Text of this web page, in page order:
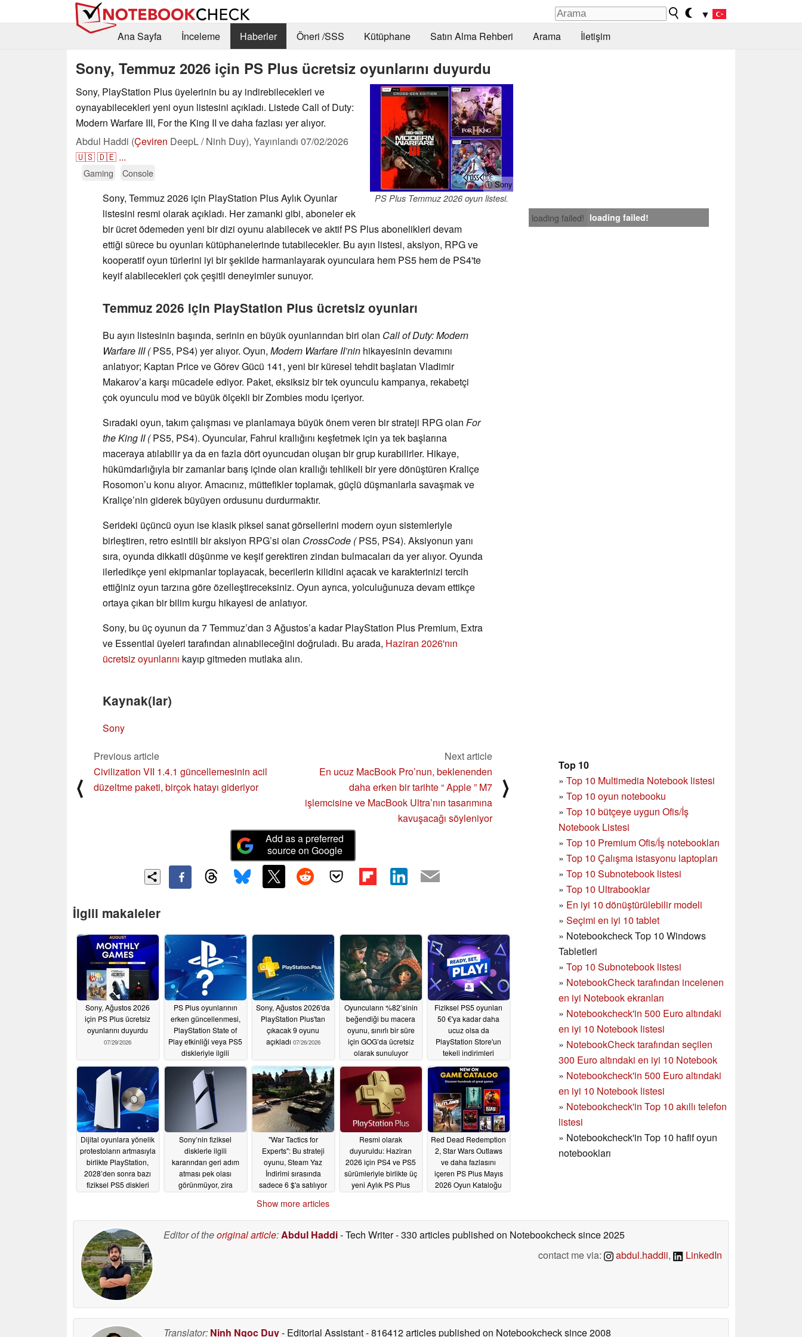
▼
Ana Sayfa
İnceleme Haberler Öneri /SSS Kütüphane Satın Alma Rehberi Arama İletişim
Sony, Temmuz 2026 için PS Plus ücretsiz oyunlarını duyurdu
ⓘ Sony
PS Plus Temmuz 2026 oyun listesi.
Sony, PlayStation Plus üyelerinin bu ay indirebilecekleri ve
oynayabilecekleri yeni oyun listesini açıkladı. Listede Call of Duty:
Modern Warfare III, For the King II ve daha fazlası yer alıyor.
Abdul Haddi (Çeviren DeepL / Ninh Duy), Yayınlandı 07/02/2026
🇺🇸🇩🇪 ...
Gaming Console
loading failed! loading failed!
Sony, Temmuz 2026 için PlayStation Plus Aylık Oyunlar
listesini resmi olarak açıkladı. Her zamanki gibi, aboneler ek
bir ücret ödemeden yeni bir dizi oyunu alabilecek ve aktif PS Plus abonelikleri devam
ettiği sürece bu oyunları kütüphanelerinde tutabilecekler. Bu ayın listesi, aksiyon, RPG ve
kooperatif oyun türlerini iyi bir şekilde harmanlayarak oyunculara hem PS5 hem de PS4'te
keyif alabilecekleri çok çeşitli deneyimler sunuyor.
Temmuz 2026 için PlayStation Plus ücretsiz oyunları
Bu ayın listesinin başında, serinin en büyük oyunlarından biri olan Call of Duty: Modern
Warfare III (PS5, PS4) yer alıyor. Oyun, Modern Warfare II’nin hikayesinin devamını
anlatıyor; Kaptan Price ve Görev Gücü 141, yeni bir küresel tehdit başlatan Vladimir
Makarov’a karşı mücadele ediyor. Paket, eksiksiz bir tek oyunculu kampanya, rekabetçi
çok oyunculu mod ve büyük ölçekli bir Zombies modu içeriyor.
Sıradaki oyun, takım çalışması ve planlamaya büyük önem veren bir strateji RPG olan For
the King II (PS5, PS4). Oyuncular, Fahrul krallığını keşfetmek için ya tek başlarına
maceraya atılabilir ya da en fazla dört oyuncudan oluşan bir grup kurabilirler. Hikaye,
hükümdarlığıyla bir zamanlar barış içinde olan krallığı tehlikeli bir yere dönüştüren Kraliçe
Rosomon’u konu alıyor. Amacınız, müttefikler toplamak, güçlü düşmanlarla savaşmak ve
Kraliçe’nin giderek büyüyen ordusunu durdurmaktır.
Serideki üçüncü oyun ise klasik piksel sanat görsellerini modern oyun sistemleriyle
birleştiren, retro esintili bir aksiyon RPG’si olan CrossCode (PS5, PS4). Aksiyonun yanı
sıra, oyunda dikkatli düşünme ve keşif gerektiren zindan bulmacaları da yer alıyor. Oyunda
ilerledikçe yeni ekipmanlar toplayacak, becerilerin kilidini açacak ve karakterinizi tercih
ettiğiniz oyun tarzına göre özelleştireceksiniz. Oyun ayrıca, yolculuğunuza devam ettikçe
ortaya çıkan bir bilim kurgu hikayesi de anlatıyor.
Sony, bu üç oyunun da 7 Temmuz’dan 3 Ağustos’a kadar PlayStation Plus Premium, Extra
ve Essential üyeleri tarafından alınabileceğini doğruladı. Bu arada, Haziran 2026'nın
ücretsiz oyunlarını kayıp gitmeden mutlaka alın.
Kaynak(lar)
Sony
Top 10
» Top 10 Multimedia Notebook listesi
» Top 10 oyun notebooku
» Top 10 bütçeye uygun Ofis/İş
Notebook Listesi
» Top 10 Premium Ofis/İş notebookları
» Top 10 Çalışma istasyonu laptopları
» Top 10 Subnotebook listesi
» Top 10 Ultrabooklar
» En iyi 10 dönüştürülebilir modeli
» Seçimi en iyi 10 tablet
» Notebookcheck Top 10 Windows
Tabletleri
» Top 10 Subnotebook listesi
» NotebookCheck tarafından incelenen
en iyi Notebook ekranları
» Notebookcheck'in 500 Euro altındaki
en iyi 10 Notebook listesi
» NotebookCheck tarafından seçilen
300 Euro altındaki en iyi 10 Notebook
» Notebookcheck'in 500 Euro altındaki
en iyi 10 Notebook listesi
» Notebookcheck'in Top 10 akıllı telefon
listesi
» Notebookcheck'in Top 10 hafif oyun
notebookları
⟨
Previous article
Civilization VII 1.4.1 güncellemesinin acil
düzeltme paketi, birçok hatayı gideriyor
Next article
En ucuz MacBook Pro’nun, beklenenden
daha erken bir tarihte “ Apple ” M7
işlemcisine ve MacBook Ultra’nın tasarımına
kavuşacağı söyleniyor
⟩
Add as a preferred
source on Google
İlgili makaleler
Sony, Ağustos 2026
için PS Plus ücretsiz
oyunlarını duyurdu
07/29/2026
PS Plus oyunlarının
erken güncellenmesi,
PlayStation State of
Play etkinliği veya PS5
diskleriyle ilgili
olabilir 07/29/2026
Sony, Ağustos 2026'da
PlayStation Plus'tan
çıkacak 9 oyunu
açıkladı 07/26/2026
Oyuncuların %82’sinin
beğendiği bu macera
oyunu, sınırlı bir süre
için GOG’da ücretsiz
olarak sunuluyor
07/10/2026
Fiziksel PS5 oyunları
50 €'ya kadar daha
ucuz olsa da
PlayStation Store'un
tekeli indirimleri
07/10/2026
Dijital oyunlara yönelik
protestoların artmasıyla
birlikte PlayStation,
2028’den sonra bazı
fiziksel PS5 diskleri
Sony’nin fiziksel
disklerle ilgili
kararından geri adım
atması pek olası
görünmüyor, zira
"War Tactics for
Experts": Bu strateji
oyunu, Steam Yaz
İndirimi sırasında
sadece 6 $'a satılıyor
Resmi olarak
duyuruldu: Haziran
2026 için PS4 ve PS5
sürümleriyle birlikte üç
yeni Aylık PS Plus
Red Dead Redemption
2, Star Wars Outlaws
ve daha fazlasını
içeren PS Plus Mayıs
2026 Oyun Kataloğu
Show more articles
Editor of theoriginal article:Abdul Haddi- Tech Writer- 330 articles published on Notebookchecksince 2025
contact me via:
abdul.haddii, LinkedIn
Translator: Ninh Ngoc Duy- Editorial Assistant- 816412 articles published on Notebookchecksince 2008